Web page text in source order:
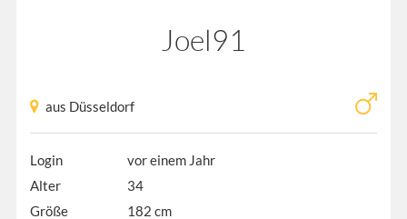
Joel91
aus Düsseldorf
Login
vor einem Jahr
Alter
34
Größe
182 cm